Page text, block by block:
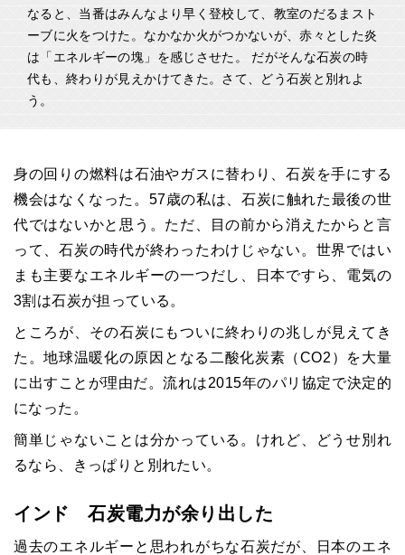
なると、当番はみんなより早く登校して、教室のだるまスト
ーブに火をつけた。なかなか火がつかないが、赤々とした炎
は「エネルギーの塊」を感じさせた。 だがそんな石炭の時
代も、終わりが見えかけてきた。さて、どう石炭と別れよ
う。
身の回りの燃料は石油やガスに替わり、石炭を手にする
機会はなくなった。57歳の私は、石炭に触れた最後の世
代ではないかと思う。ただ、目の前から消えたからと言
って、石炭の時代が終わったわけじゃない。世界ではい
まも主要なエネルギーの一つだし、日本ですら、電気の
3割は石炭が担っている。
ところが、その石炭にもついに終わりの兆しが見えてき
た。地球温暖化の原因となる二酸化炭素（CO2）を大量
に出すことが理由だ。流れは2015年のパリ協定で決定的
になった。
簡単じゃないことは分かっている。けれど、どうせ別れ
るなら、きっぱりと別れたい。
インド 石炭電力が余り出した
過去のエネルギーと思われがちな石炭だが、日本のエネ